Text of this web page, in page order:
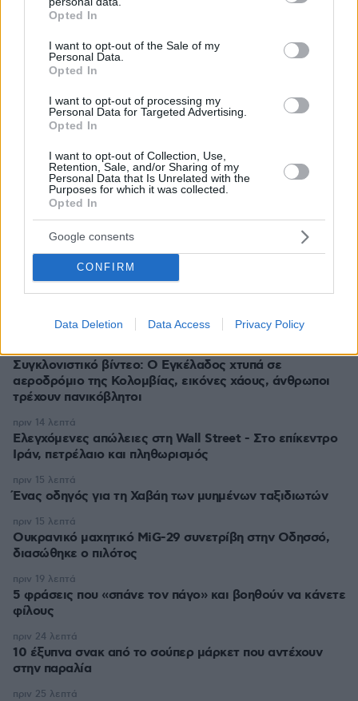
grant or deny consent to Google and its third-party tags to
use your data for below specified purposes in below Google
consent section.
Opted In
I want to opt-out of the Sale of my
Personal Data.
Opted In
I want to opt-out of processing my
Personal Data for Targeted Advertising.
Opted In
I want to opt-out of Collection, Use,
Retention, Sale, and/or Sharing of my
Personal Data that Is Unrelated with the
Purposes for which it was collected.
Opted In
Google consents
CONFIRM
Data Deletion Data Access Privacy Policy
Από μαθητής, φοιτητής σε άλλη πόλη!
H Kaizen Gaming στο Παγκόσμιο Kύπελλο: Μία
05.08.2026, 08:38
ρομποτικής στην Ελλάδα
04.08.2026, 11:20
ΡΟΗ ΕΙΔΗΣΕΩΝ
Ειδήσεις Δημοφιλή Σχολιασμένα
ΗΠΑ–Ιράν για το Ορμούζ, στα $87,72 το Brent
πριν 3 λεπτά
Συγκλονιστικό βίντεο: Ο Εγκέλαδος χτυπά σε
αεροδρόμιο της Κολομβίας, εικόνες χάους, άνθρωποι
τρέχουν πανικόβλητοι
Ελεγχόμενες απώλειες στη Wall Street - Στο επίκεντρο
Ιράν, πετρέλαιο και πληθωρισμός
πριν 14 λεπτά
Ένας οδηγός για τη Χαβάη των μυημένων ταξιδιωτών
πριν 15 λεπτά
Oυκρανικό μαχητικό MiG-29 συνετρίβη στην Οδησσό,
διασώθηκε ο πιλότος
πριν 15 λεπτά
5 φράσεις που «σπάνε τον πάγο» και βοηθούν να κάνετε
φίλους
πριν 19 λεπτά
10 έξυπνα σνακ από το σούπερ μάρκετ που αντέχουν
στην παραλία
πριν 24 λεπτά
πριν 25 λεπτά